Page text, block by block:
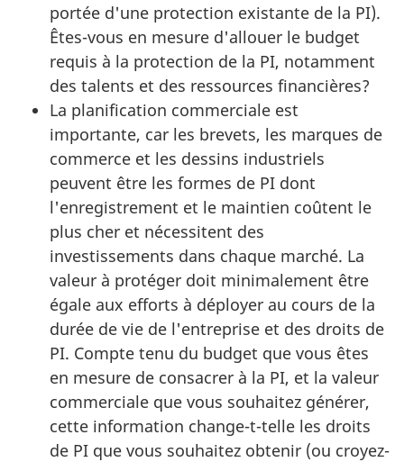
portée d'une protection existante de la PI).
Êtes-vous en mesure d'allouer le budget
requis à la protection de la PI, notamment
des talents et des ressources financières?
La planification commerciale est
importante, car les brevets, les marques de
commerce et les dessins industriels
peuvent être les formes de PI dont
l'enregistrement et le maintien coûtent le
plus cher et nécessitent des
investissements dans chaque marché. La
valeur à protéger doit minimalement être
égale aux efforts à déployer au cours de la
durée de vie de l'entreprise et des droits de
PI. Compte tenu du budget que vous êtes
en mesure de consacrer à la PI, et la valeur
commerciale que vous souhaitez générer,
cette information change-t-telle les droits
de PI que vous souhaitez obtenir (ou croyez-